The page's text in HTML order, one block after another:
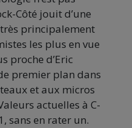
Côté jouit d’une
très principalement
les plus en vue
proche d’Eric
premier plan dans
et aux micros
actuelles à C-
sans en rater un.